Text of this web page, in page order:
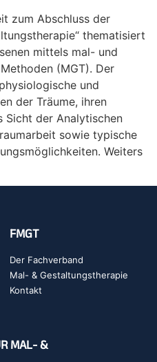
zum Abschluss der
thematisiert
mittels mal- und
(MGT). Der
und
der Träume, ihren
Sicht der Analytischen
sowie typische
Weiters
FMGT
Der Fachverband
Mal- & Gestaltungstherapie
Kontakt
MAL- &